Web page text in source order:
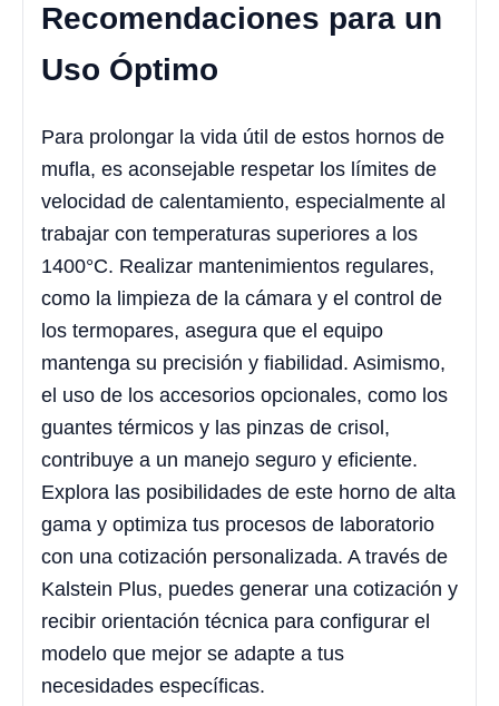
Recomendaciones para un
Uso Óptimo
Para prolongar la vida útil de estos hornos de
mufla, es aconsejable respetar los límites de
velocidad de calentamiento, especialmente al
trabajar con temperaturas superiores a los
1400°C. Realizar mantenimientos regulares,
como la limpieza de la cámara y el control de
los termopares, asegura que el equipo
mantenga su precisión y fiabilidad. Asimismo,
el uso de los accesorios opcionales, como los
guantes térmicos y las pinzas de crisol,
contribuye a un manejo seguro y eficiente.
Explora las posibilidades de este horno de alta
gama y optimiza tus procesos de laboratorio
con una cotización personalizada. A través de
Kalstein Plus, puedes generar una cotización y
recibir orientación técnica para configurar el
modelo que mejor se adapte a tus
necesidades específicas.